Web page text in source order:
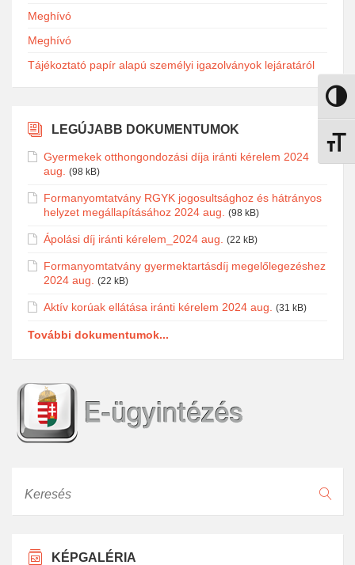
Nagy
Meghívó
Meghívó
Tájékoztató papír alapú személyi igazolványok lejáratáról
LEGÚJABB DOKUMENTUMOK
Gyermekek otthongondozási díja iránti kérelem 2024
aug.
(98 kB)
Formanyomtatvány RGYK jogosultsághoz és hátrányos
helyzet megállapításához 2024 aug.
(98 kB)
Ápolási díj iránti kérelem_2024 aug. (22 kB)
Formanyomtatvány gyermektartásdíj megelőlegezéshez
2024 aug.
(22 kB)
Aktív korúak ellátása iránti kérelem 2024 aug. (31 kB)
További dokumentumok...
KÉPGALÉRIA